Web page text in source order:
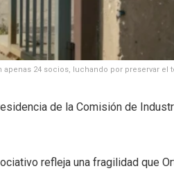
24 socios, luchando por preservar el
de la Comisión de
refleja una fragilidad que